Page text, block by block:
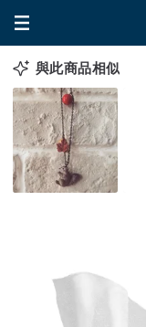
與此商品相似